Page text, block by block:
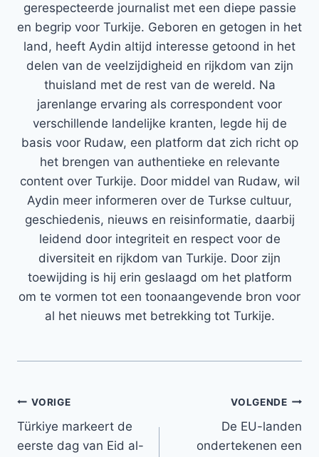
gerespecteerde journalist met een diepe passie
en begrip voor Turkije. Geboren en getogen in het
land, heeft Aydin altijd interesse getoond in het
delen van de veelzijdigheid en rijkdom van zijn
thuisland met de rest van de wereld. Na
jarenlange ervaring als correspondent voor
verschillende landelijke kranten, legde hij de
basis voor Rudaw, een platform dat zich richt op
het brengen van authentieke en relevante
content over Turkije. Door middel van Rudaw, wil
Aydin meer informeren over de Turkse cultuur,
geschiedenis, nieuws en reisinformatie, daarbij
leidend door integriteit en respect voor de
diversiteit en rijkdom van Turkije. Door zijn
toewijding is hij erin geslaagd om het platform
om te vormen tot een toonaangevende bron voor
al het nieuws met betrekking tot Turkije.
Bericht
navigatie
VORIGE
Türkiye markeert de
eerste dag van Eid al-
VOLGENDE
De EU-landen
ondertekenen een